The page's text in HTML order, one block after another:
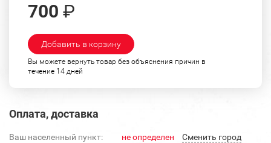
700 ₽
Добавить в корзину
Вы можете вернуть товар без объяснения причин в
течение 14 дней
Оплата, доставка
Ваш населенный пункт: не определен Cменить город